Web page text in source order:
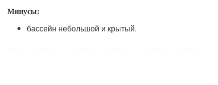
Минусы:
бассейн небольшой и крытый.